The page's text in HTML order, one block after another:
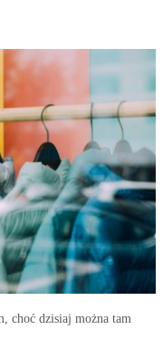
choć dzisiaj można tam